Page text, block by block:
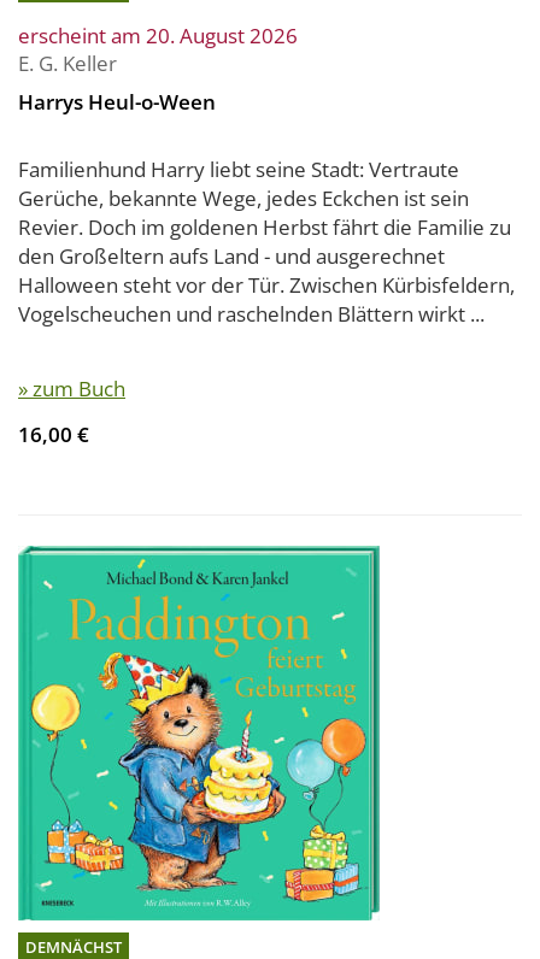
erscheint am 20. August 2026
E. G. Keller
Harrys Heul-o-Ween
Familienhund Harry liebt seine Stadt: Vertraute
Gerüche, bekannte Wege, jedes Eckchen ist sein
Revier. Doch im goldenen Herbst fährt die Familie zu
den Großeltern aufs Land - und ausgerechnet
Halloween steht vor der Tür. Zwischen Kürbisfeldern,
Vogelscheuchen und raschelnden Blättern wirkt ...
» zum Buch
16,00 €
DEMNÄCHST